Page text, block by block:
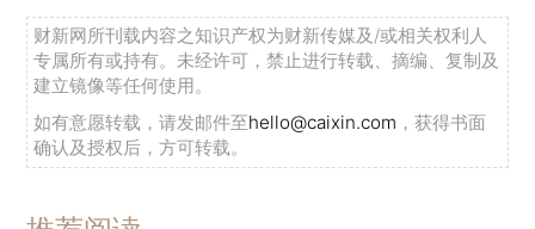
财新网所刊载内容之知识产权为财新传媒及/或相关权利人
专属所有或持有。未经许可，禁止进行转载、摘编、复制及
建立镜像等任何使用。
如有意愿转载，请发邮件至hello@caixin.com ，获得书面
确认及授权后，方可转载。